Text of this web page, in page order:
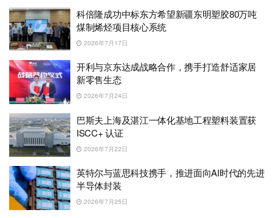
科倍隆成功中标东方希望新疆东明塑胶80万吨
煤制烯烃项目核心系统
2026年7月17日
开利与京东达成战略合作，携手打造舒适家居
新零售生态
2026年7月24日
巴斯夫上海及湛江一体化基地工程塑料装置获
ISCC+ 认证
2026年7月22日
英特尔与蓝思科技携手，推进面向AI时代的先进
半导体封装
2026年7月25日